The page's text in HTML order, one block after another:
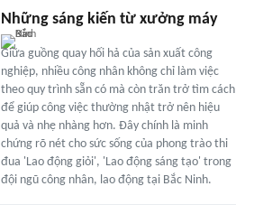
Những sáng kiến từ xưởng máy
Giữa guồng quay hối hả của sản xuất công
nghiệp, nhiều công nhân không chỉ làm việc
theo quy trình sẵn có mà còn trăn trở tìm cách
để giúp công việc thường nhật trở nên hiệu
quả và nhẹ nhàng hơn. Đây chính là minh
chứng rõ nét cho sức sống của phong trào thi
đua 'Lao động giỏi', 'Lao động sáng tạo' trong
đội ngũ công nhân, lao động tại Bắc Ninh.